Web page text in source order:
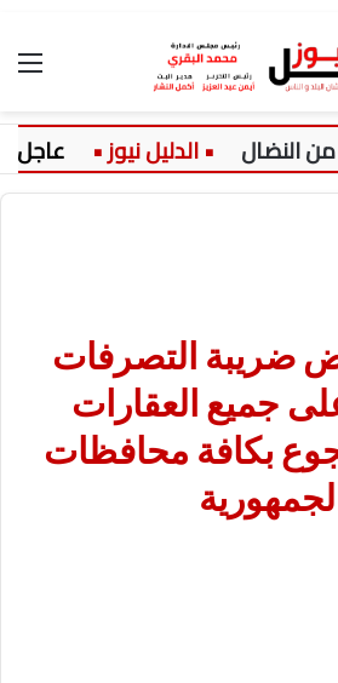
عاجل:
ضريبة التصرفات
على جميع العقارات
بكافة محافظات
الجمهورية